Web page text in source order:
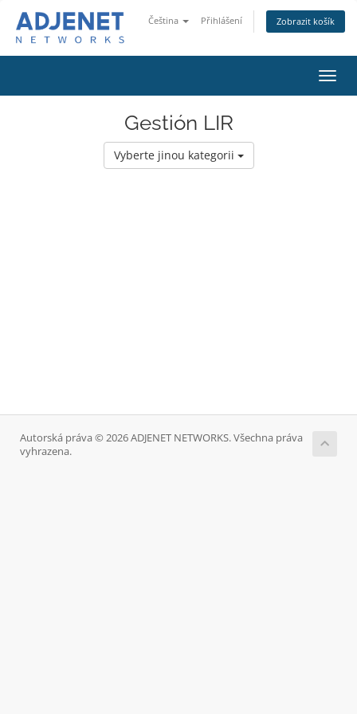
Čeština Přihlášení Zobrazit košík
Gestión LIR
Vyberte jinou kategorii
Autorská práva © 2026 ADJENET NETWORKS. Všechna práva
vyhrazena.